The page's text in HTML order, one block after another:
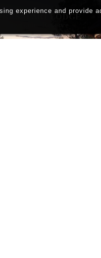
SAFARI LODGE
experience and provide